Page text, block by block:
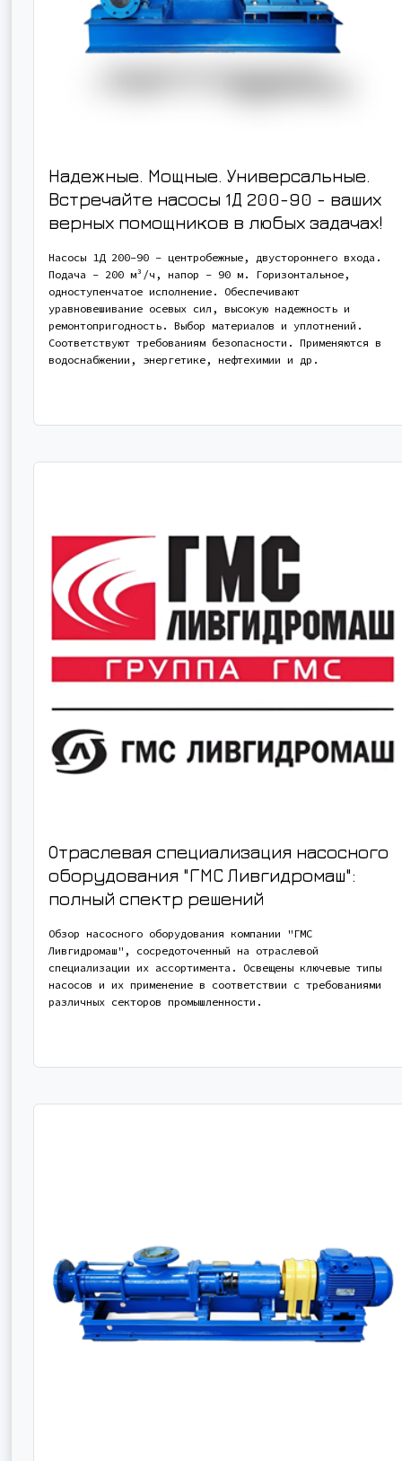
Надежные. Мощные. Универсальные.
Встречайте насосы 1Д 200-90 - ваших
верных помощников в любых задачах!
Насосы 1Д 200-90 - центробежные, двустороннего входа.
Подача - 200 м³/ч, напор - 90 м. Горизонтальное,
одноступенчатое исполнение. Обеспечивают
уравновешивание осевых сил, высокую надежность и
ремонтопригодность. Выбор материалов и уплотнений.
Соответствуют требованиям безопасности. Применяются в
водоснабжении, энергетике, нефтехимии и др.
Отраслевая специализация насосного
оборудования "ГМС Ливгидромаш":
полный спектр решений
Обзор насосного оборудования компании "ГМС
Ливгидромаш", сосредоточенный на отраслевой
специализации их ассортимента. Освещены ключевые типы
насосов и их применение в соответствии с требованиями
различных секторов промышленности.